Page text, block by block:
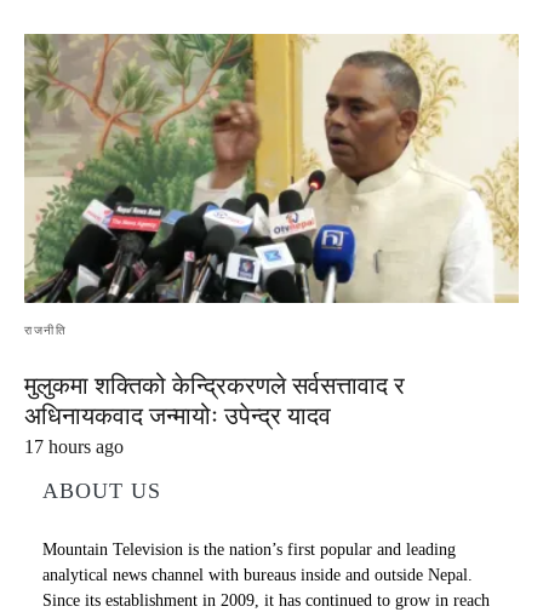
राजनीति
मुलुकमा शक्तिको केन्द्रिकरणले सर्वसत्तावाद र
अधिनायकवाद जन्मायोः उपेन्द्र यादव
17 hours ago
ABOUT US
Mountain Television is the nation’s first popular and leading
analytical news channel with bureaus inside and outside Nepal.
Since its establishment in 2009, it has continued to grow in reach